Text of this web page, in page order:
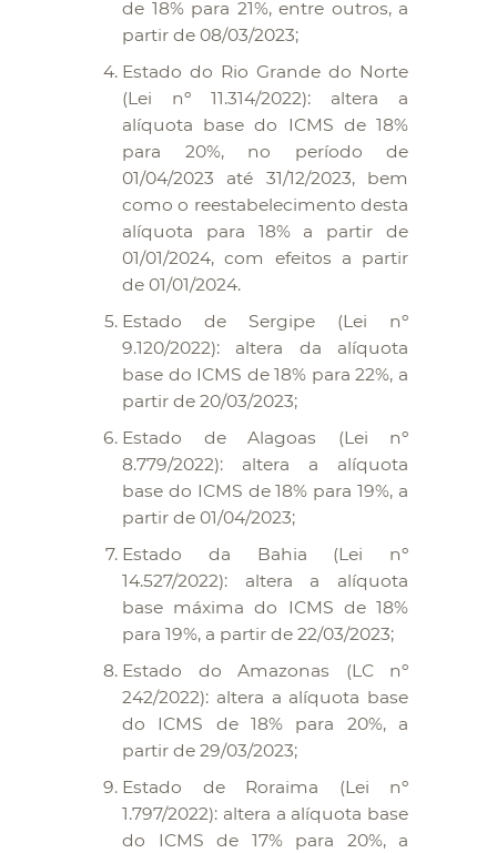
de 18% para 21%, entre outros, a
partir de 08/03/2023;
Estado do Rio Grande do Norte
(Lei nº 11.314/2022): altera a
alíquota base do ICMS de 18%
para 20%, no período de
01/04/2023 até 31/12/2023, bem
como o reestabelecimento desta
alíquota para 18% a partir de
01/01/2024, com efeitos a partir
de 01/01/2024.
Estado de Sergipe (Lei nº
9.120/2022): altera da alíquota
base do ICMS de 18% para 22%, a
partir de 20/03/2023;
Estado de Alagoas (Lei nº
8.779/2022): altera a alíquota
base do ICMS de 18% para 19%, a
partir de 01/04/2023;
Estado da Bahia (Lei nº
14.527/2022): altera a alíquota
base máxima do ICMS de 18%
para 19%, a partir de 22/03/2023;
Estado do Amazonas (LC nº
242/2022): altera a alíquota base
do ICMS de 18% para 20%, a
partir de 29/03/2023;
Estado de Roraima (Lei nº
1.797/2022): altera a alíquota base
do ICMS de 17% para 20%, a